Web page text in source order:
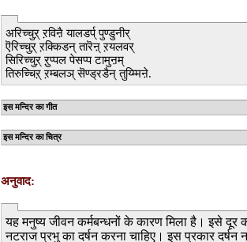
अरिच्चुऱ् ऱविऩै यालडर्प् पुण्डुनीर्
ऎरिच्चुऱ् ऱक्किडन् तारॆऩ् ऱयलवर्
सिरिच्चुऱ् ऱुप्पल पेसप्प टामुऩम्
तिरुच्चिऱ् ऱम्बलञ् सॆण्ड्रडैन् तुय्म्मिऩे.
इस मन्दिर का गीत
इस मन्दिर का चित्र
अनुवाद:
यह मनुष्य जीवन कर्मबन्धनों के कारण मिला है। इसे
नटराज प्रभु का दर्षन करना चाहिए। इस प्रकार